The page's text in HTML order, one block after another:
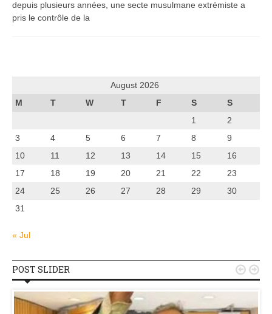
depuis plusieurs années, une secte musulmane extrémiste a
pris le contrôle de la
August 2026
M
T W T F S
S
1
2
3
4 5 6 7 8
9
10
11 12 13 14 15
16
17
18 19 20 21 22
23
24
25 26 27 28 29
30
31
« Jul
POST SLIDER  